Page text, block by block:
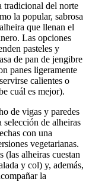
tradicional del norte
la popular, sabrosa
que llenan el
Las opciones
pasteles y
de pan de jengibre
panes ligeramente
calientes o
cuál es mejor).
de vigas y paredes
de alheiras
con una
vegetarianas.
(las alheiras cuestan
y col) y, además,
la